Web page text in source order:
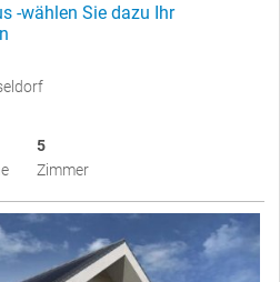
-wählen Sie dazu Ihr
5
Zimmer